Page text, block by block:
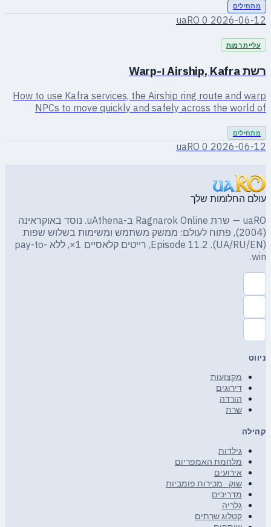
0 2026-06-12
0 2026-06-12
עולם החלומות שלך
uaRO — שרת Ragnarok Online ב-uAthena. נוסד באוקראינה
(2004), פתוח לעולם: ממשק משתמש ומשימות בשלוש שפות
(UA/RU/EN). Episode 11.2, רייטים קלאסיים 1×, ללא pay-to-
win.
ניווט
מקצועות
דירוגים
הורדה
שרת
קהילה
גילדות
מלחמת האמפריום
אירועים
שוק · מכירות פומביות
מדריכים
גלריה
קטלוג שרתים